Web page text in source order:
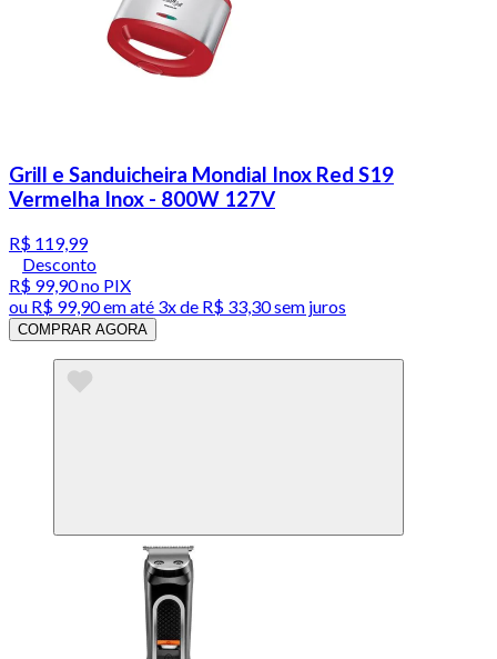
Grill e Sanduicheira Mondial Inox Red S19
Vermelha Inox - 800W 127V
R$ 119,99
Desconto
R$ 99,90no PIX
ou R$ 99,90em até 3x de R$ 33,30 sem juros
COMPRAR AGORA